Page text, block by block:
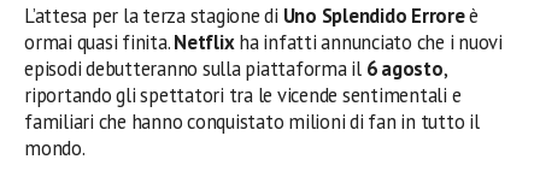
L’attesa per la terza stagione di Uno Splendido Erroreè
ormai quasi finita.Netflixha infatti annunciato che i nuovi
episodi debutteranno sulla piattaforma il 6 agosto,
riportando gli spettatori tra le vicende sentimentali e
familiari che hanno conquistato milioni di fan in tutto il
mondo.